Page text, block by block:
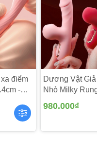
dưới bằng nhựa ABS
nước như trong bồn
điểm
-
Dương Vật
Nhỏ Milky
980.000₫